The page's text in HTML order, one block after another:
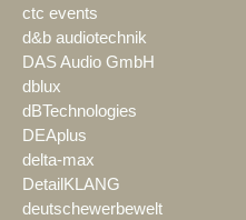
ctc events
d&b audiotechnik
DAS Audio GmbH
dblux
dBTechnologies
DEAplus
delta-max
DetailKLANG
deutschewerbewelt